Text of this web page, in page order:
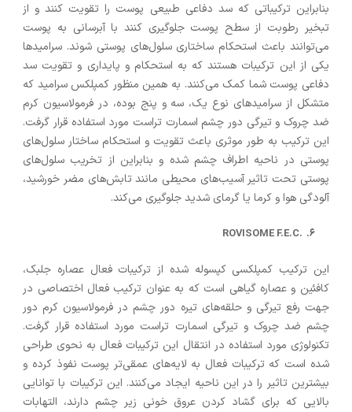
بنابراین ترکیباتی که سد دفاعی طبیعی پوست را تقویت کنند و از
تبخیر رطوبت از سطح پوست جلوگیری کنند با آبرسانی به پوست
می‌توانند باعث استحکام ساختاری سلول‌های پوستی شوند. سرامیدها
یکی از این ترکیبات هستند که به استحکام و پایداری و تقویت سد
دفاعی پوست شما کمک می‌کنند. به همین منظور کمپلکس سرامید که
متشکل از سرامیدهای نوع یک، سه و پنج بوده، در فرمولاسیون کرم
ضد چروک و تیرگی دور چشم اسمارت تراست مورد استفاده قرار گرفت.
این ترکیب به طور موثری باعث تقویت و استحکام ساختار سلول‌های
پوستی در ناحیه اطراف چشم شده و بنابراین از تخریب سلول‌های
پوستی تحت تاثیر آسیب‌های محیطی مانند تابش‌های مضر خورشید،
آلودگی‌ هوا و کرما یا گرمای شدید جلوگیری می‌کند.
.ROVISOME F.E.C
این ترکیب کمپلکسی کپسوله شده از ترکیبات فعال عصاره جلبک،
کافئین و عصاره گیاهی است که به عنوان ترکیب فعال اختصاصی در
جهت رفع تیرگی و حلقه‌های تیره دور چشم در فرمولاسیون کرم دور
چشم ضد چروک و تیرگی اسمارت تراست مورد استفاده قرار گرفت.
تکنولوژی مورد استفاده در انتقال این ترکیبات فعال به نحوی طراحی
شده است که ترکیبات فعال به لایه‌های عمقی‌تر پوست نفوذ کرده و
بیشترین تاثیر را در این ناحیه ایجاد می‌کنند. این ترکیبات با توانایی
بالایی که برای گشاد کردن عروق خونی زیر چشم دارند، التهابات